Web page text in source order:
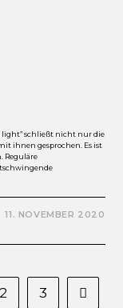
light” schließt nicht nur die
ihnen gesprochen. Es ist
Reguläre
11. NOVEMBER 2020
2 3